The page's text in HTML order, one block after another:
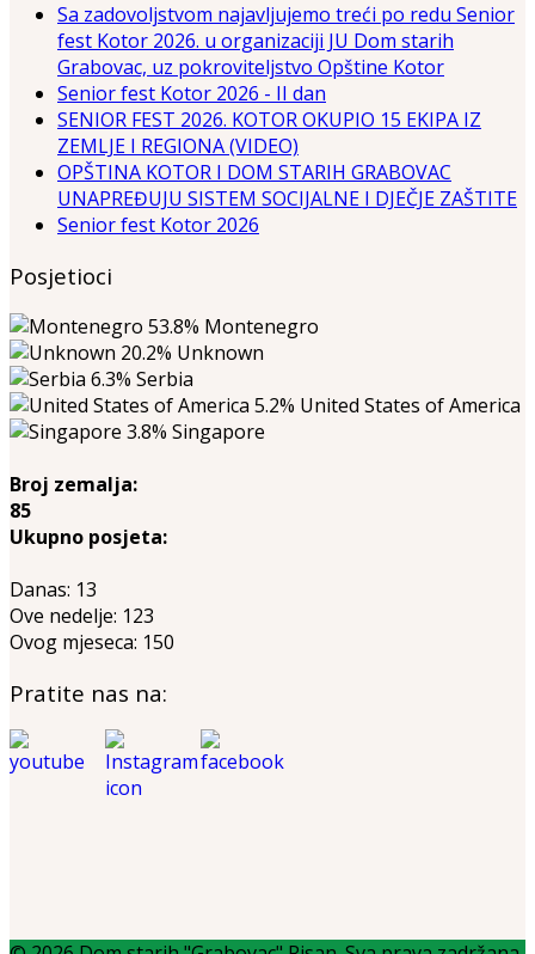
Sa zadovoljstvom najavljujemo treći po redu Senior
fest Kotor 2026. u organizaciji JU Dom starih
Grabovac, uz pokroviteljstvo Opštine Kotor
Senior fest Kotor 2026 - II dan
SENIOR FEST 2026. KOTOR OKUPIO 15 EKIPA IZ
ZEMLJE I REGIONA (VIDEO)
OPŠTINA KOTOR I DOM STARIH GRABOVAC
UNAPREĐUJU SISTEM SOCIJALNE I DJEČJE ZAŠTITE
Senior fest Kotor 2026
Posjetioci
53.8% Montenegro
20.2% Unknown
6.3% Serbia
5.2% United States of America
3.8% Singapore
Broj zemalja:
85
Ukupno posjeta:
Danas: 13
Ove nedelje: 123
Ovog mjeseca: 150
Pratite nas na: